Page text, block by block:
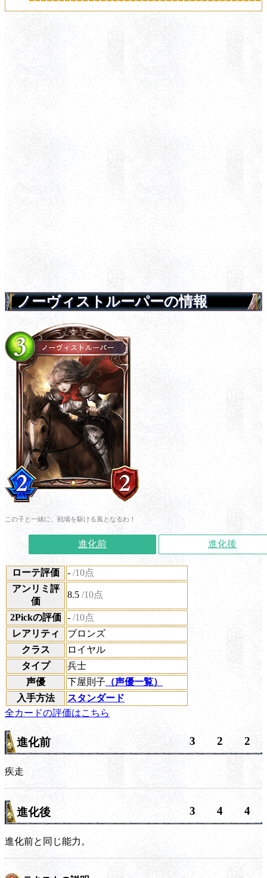
ノーヴィストルーパーの情報
この子と一緒に、戦場を駆ける風となるわ！
進化前 進化後
ローテ評価 - /10点
アンリミ評
価
8.5 /10点
2Pickの評価 - /10点
レアリティ
ブロンズ
クラス
ロイヤル
タイプ
兵士
声優
下屋則子 （声優一覧）
入手方法
スタンダード
全カードの評価はこちら
進化前 3 2 2
疾走
進化後 3 4 4
進化前と同じ能力。